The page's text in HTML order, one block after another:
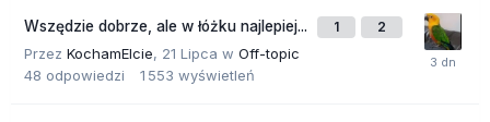
Wszędzie dobrze, ale w łóżku najlepiej... 1 2
Przez KochamElcie, 21 Lipca w Off-topic
48 odpowiedzi 1 553 wyświetleń